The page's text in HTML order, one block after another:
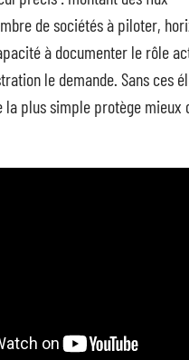
de sociétés à piloter,
à documenter le rôle
le demande. Sans ces
la plus simple protège mieux